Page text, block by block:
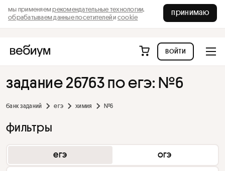
мы применяемрекомендательные технологии,
обрабатываем данные посетителейи cookie
принимаю
войти
задание 26763 по егэ: №6
банк заданий егэ химия №6
фильтры
егэ огэ